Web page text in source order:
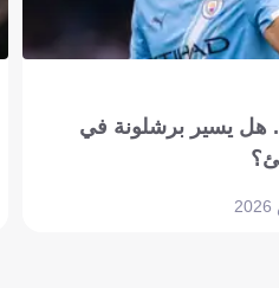
هل يسير برشلونة في